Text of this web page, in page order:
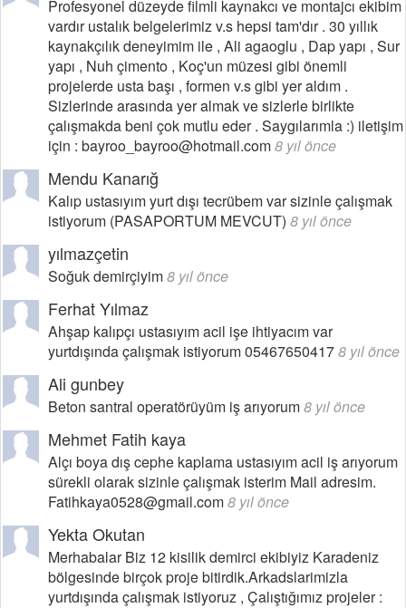
Profesyonel düzeyde filmli kaynakcı ve montajcı ekibim
vardır ustalık belgelerimiz v.s hepsi tam'dır . 30 yıllık
kaynakçılık deneyimim ile , Ali agaoglu , Dap yapı , Sur
yapı , Nuh çimento , Koç'un müzesi gibi önemli
projelerde usta başı , formen v.s gibi yer aldım .
Sizlerinde arasında yer almak ve sizlerle birlikte
çalışmakda beni çok mutlu eder . Saygılarımla :) iletişim
için : bayroo_bayroo@hotmail.com8 yıl önce
Mendu Kanarığ
Kalıp ustasıyım yurt dışı tecrübem var sizinle çalışmak
istiyorum (PASAPORTUM MEVCUT) 8 yıl önce
yılmazçetin
Soğuk demirçiyim8 yıl önce
Ferhat Yılmaz
Ahşap kalıpçı ustasıyım acil işe ihtiyacım var
yurtdışında çalışmak istiyorum 054676504178 yıl önce
Ali gunbey
Beton santral operatörüyüm iş arıyorum8 yıl önce
Mehmet Fatih kaya
Alçı boya dış cephe kaplama ustasıyım acil iş arıyorum
sürekli olarak sizinle çalışmak isterim Mail adresim.
Fatihkaya0528@gmail.com8 yıl önce
Yekta Okutan
Merhabalar Biz 12 kisilik demirci ekibiyiz Karadeniz
bölgesinde birçok proje bitirdik.Arkadslarimizla
yurtdışında çalışmak istiyoruz , Çalıştığımız projeler :